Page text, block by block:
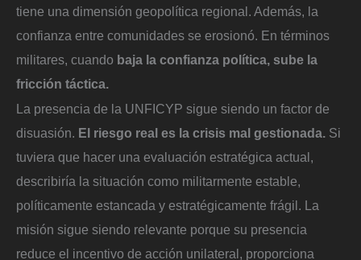
tiene una dimensión geopolítica regional. Además, la
confianza entre comunidades se erosionó. En términos
militares, cuando baja la confianza política, sube la
fricción táctica.
La presencia de la UNFICYP sigue siendo un factor de
disuasión. El riesgo real es la crisis mal gestionada. Si
tuviera que hacer una evaluación estratégica actual,
describiría la situación como militarmente estable,
políticamente estancada y estratégicamente frágil. La
misión sigue siendo relevante porque su presencia
reduce el incentivo de acción unilateral, proporciona